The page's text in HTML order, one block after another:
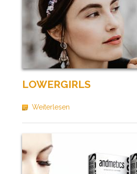
LOWERGIRLS
Weiterlesen